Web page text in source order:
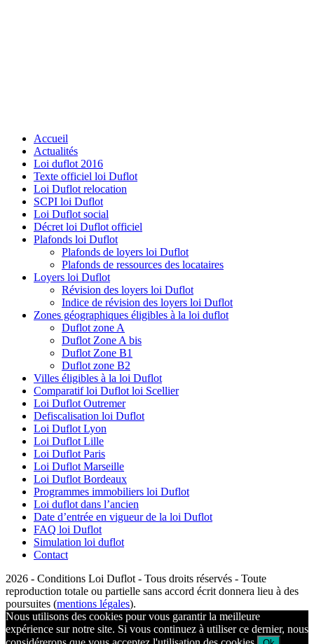
Accueil
Actualités
Loi duflot 2016
Texte officiel loi Duflot
Loi Duflot relocation
SCPI loi Duflot
Loi Duflot social
Décret loi Duflot officiel
Plafonds loi Duflot
Plafonds de loyers loi Duflot
Plafonds de ressources des locataires
Loyers loi Duflot
Révision des loyers loi Duflot
Indice de révision des loyers loi Duflot
Zones géographiques éligibles à la loi duflot
Duflot zone A
Duflot Zone A bis
Duflot Zone B1
Duflot zone B2
Villes éligibles à la loi Duflot
Comparatif loi Duflot loi Scellier
Loi Duflot Outremer
Defiscalisation loi Duflot
Loi Duflot Lyon
Loi Duflot Lille
Loi Duflot Paris
Loi Duflot Marseille
Loi Duflot Bordeaux
Programmes immobiliers loi Duflot
Loi duflot dans l’ancien
Date d’entrée en vigueur de la loi Duflot
FAQ loi Duflot
Simulation loi duflot
Contact
2026 - Conditions Loi Duflot - Tous droits réservés - Toute
reproduction totale ou partielle sans accord écrit donnera lieu à des
poursuites (mentions légales).
Nous utilisons des cookies pour vous garantir la meilleure
expérience sur notre site. Si vous continuez à utiliser ce dernier, nous